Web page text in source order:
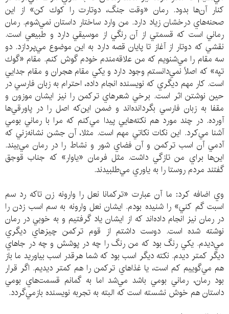
كنار آن‌ها بدود. رمان «وقت جنگ، دوتارت را كوك كن» از اين
صحنه‌هاي درخشان زياد دارد. من وارد ساختار داستان نمي‌شوم. رمان
رماني است كه قسمتي‌ از آن رنگي از موسيقي دارد و طبيعي است.
نقشي كه دوتار از آغاز تا پايان قصه دارد به اين موضوع مي‌پردازد. دو
سه مقام را مي‌شنويم كه من علاقه‌مندم خودم گوش كنم. مقام «گوك
تپه» كه اصلاً نمي‌دانستم وجود دارد و يكي مقام هجران و مقام جدايي
است. كار مهم ديگري كه نويسنده انجام داده، احترام به زبان فارسي در
حين نوشتن اثر است. برخي شعرهاي تركمن را نيز ايشان موزون و
مقفا به زبان فارسي بگردانده‌اند و ضمن اين‌كه اصل را در پاورقي‌ها
آورده. در چند مورد هم نكته‌هايي پيدا مي‌كنم كه مرا با رماني بومي
آشنا مي‌كرد. اين نكات نكاتي مهم است. مثلا، آن جشن نشانه‌زني كه
آدمي آن اسب تركمن و آن فضاي شور و نشاط را در رمان مي‌بيند.
اين‌ها براي من تازگي داشت. مثل فرمان «ياوار» كه جناب قوجق
گفتند مردم روستا را به ياوري مي‌طلبيدند.
وي اضافه كرد: ما آن عبارت «تركمانا نعل را وارونه زن تاكه رد سم
اسبت گم كني» را شنيده بودم. ايشان نعل وارونه به سم اسب زدن را
در رمان نيز انجام داده‌اند كه از ايشان ياد گرفتيم و به خوبي در رمان
نوشته شده است. دوست داشتم از قوم تركمن چيزهاي ديگري
مي‌ديدم. يكي رنگ بود كه من رنگ را چه در پوشش و چه در جاهاي
ديگر كمتر ديدم. نكته ديگر اسب بود كه شما هرقدر اسب بياوريد ما باز
هم مي‌گوييم كم است، يا غذاهاي تركمن را هم كمتر ديديم. اگر قرار
بود رمان، رماني بومي باشد مي‌شد اما به گمانم قسمت‌هاي بومي
داستان هم خوش نشسته است كه البته به تجربه نويسنده بازمي‌گردد.